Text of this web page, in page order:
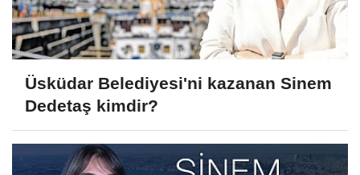
Üsküdar Belediyesi'ni kazanan Sinem
Dedetaş kimdir?